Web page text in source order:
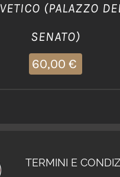
(PALAZZO
SENATO)
60,00 €
TERMINI E